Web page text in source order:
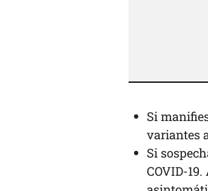
Si
variantes
Si
COVID-